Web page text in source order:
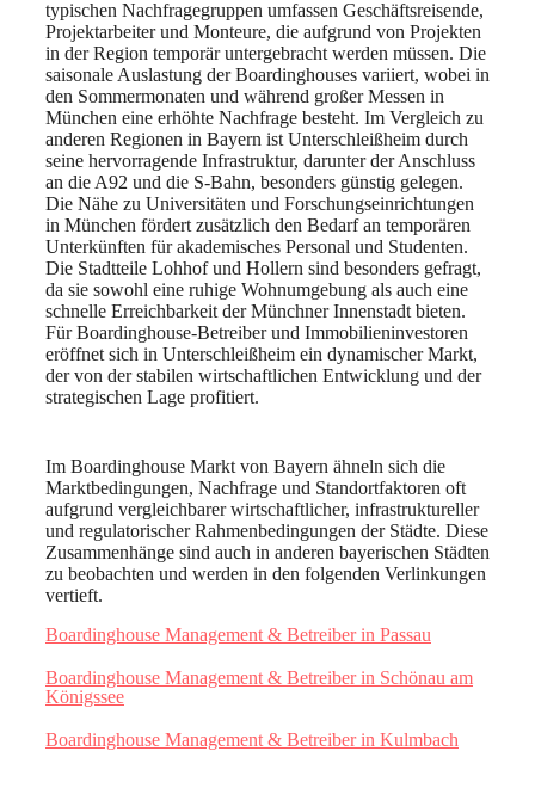
typischen Nachfragegruppen umfassen Geschäftsreisende,
Projektarbeiter und Monteure, die aufgrund von Projekten
in der Region temporär untergebracht werden müssen. Die
saisonale Auslastung der Boardinghouses variiert, wobei in
den Sommermonaten und während großer Messen in
München eine erhöhte Nachfrage besteht. Im Vergleich zu
anderen Regionen in Bayern ist Unterschleißheim durch
seine hervorragende Infrastruktur, darunter der Anschluss
an die A92 und die S-Bahn, besonders günstig gelegen.
Die Nähe zu Universitäten und Forschungseinrichtungen
in München fördert zusätzlich den Bedarf an temporären
Unterkünften für akademisches Personal und Studenten.
Die Stadtteile Lohhof und Hollern sind besonders gefragt,
da sie sowohl eine ruhige Wohnumgebung als auch eine
schnelle Erreichbarkeit der Münchner Innenstadt bieten.
Für Boardinghouse-Betreiber und Immobilieninvestoren
eröffnet sich in Unterschleißheim ein dynamischer Markt,
der von der stabilen wirtschaftlichen Entwicklung und der
strategischen Lage profitiert.
Im Boardinghouse Markt von Bayern ähneln sich die
Marktbedingungen, Nachfrage und Standortfaktoren oft
aufgrund vergleichbarer wirtschaftlicher, infrastruktureller
und regulatorischer Rahmenbedingungen der Städte. Diese
Zusammenhänge sind auch in anderen bayerischen Städten
zu beobachten und werden in den folgenden Verlinkungen
vertieft.
Boardinghouse Management & Betreiber in Passau
Boardinghouse Management & Betreiber in Schönau am
Königssee
Boardinghouse Management & Betreiber in Kulmbach